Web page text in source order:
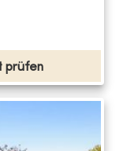
prüfen